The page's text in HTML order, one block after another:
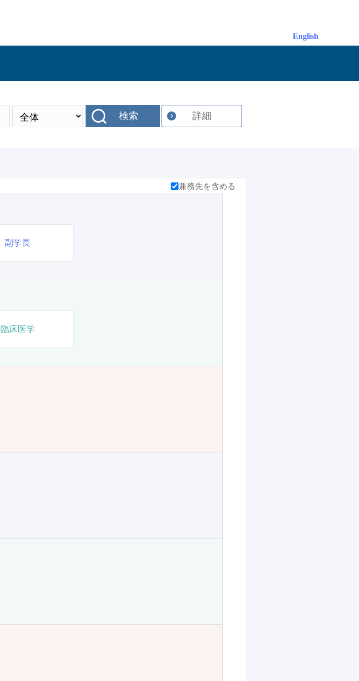
English
検索 詳細
兼務先を含める
副学長
臨床医学